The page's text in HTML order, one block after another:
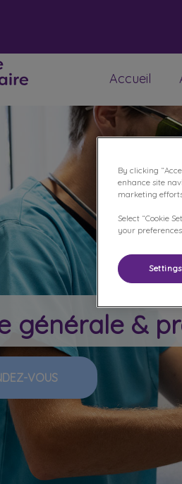
de Clinique vétérinaire Anivia
Accueil
générale &
VOUS
By clicking
enhance site
marketing
Select “Cookie
your
Settings